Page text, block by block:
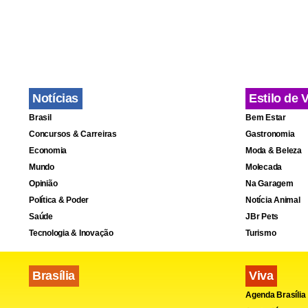
estivemos
Temos que
pensar na
Notícias
Brasil
Concursos & Carreiras
Economia
Mundo
Opinião
Política & Poder
Saúde
Tecnologia & Inovação
Brasília
Estilo de
Bem Estar
Gastronomia
Moda & Beleza
Molecada
Na Garagem
Notícia Animal
JBr Pets
Turismo
Viva
Agenda Brasília